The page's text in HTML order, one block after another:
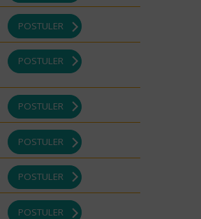
POSTULER
POSTULER
POSTULER
POSTULER
POSTULER
POSTULER